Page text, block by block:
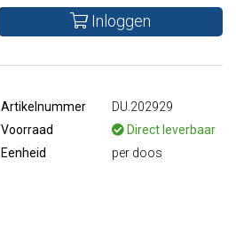
Inloggen
Artikelnummer
DU.202929
Voorraad
Direct leverbaar
Eenheid
per doos